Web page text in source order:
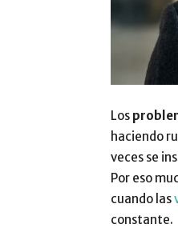
Los
haciendo
veces se
Por eso
cuando las
constante.